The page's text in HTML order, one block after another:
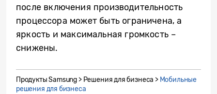
после включения производительность
процессора может быть ограничена, а
яркость и максимальная громкость –
снижены.
Продукты Samsung > Решения для бизнеса > Мобильные
решения для бизнеса